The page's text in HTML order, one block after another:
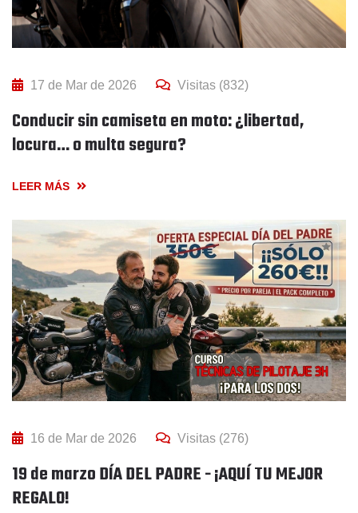
17 de Mar de 2026 Visitas (832)
Conducir sin camiseta en moto: ¿libertad,
locura… o multa segura?
LEER MÁS
16 de Mar de 2026 Visitas (276)
19 de marzo DÍA DEL PADRE - ¡AQUÍ TU MEJOR
REGALO!